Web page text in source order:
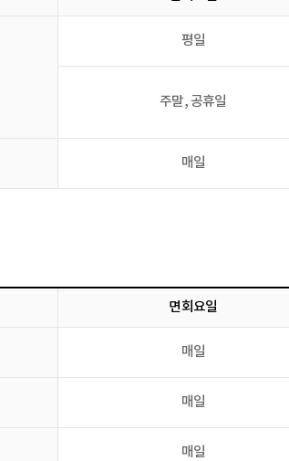
평일
주말, 공휴일
매일
면회요일
매일
매일
매일